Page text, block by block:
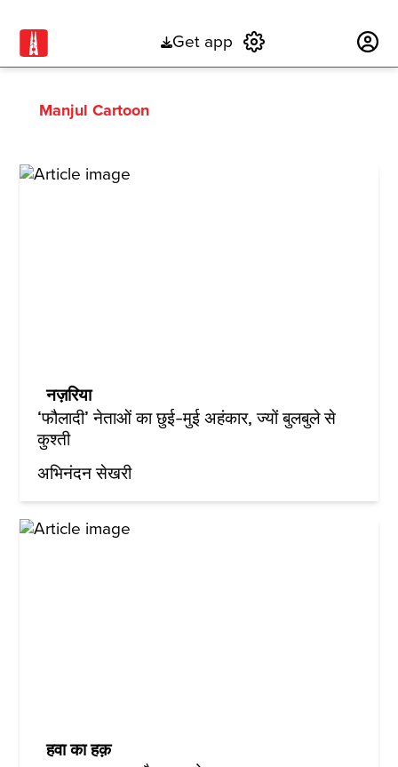
Get app
Manjul Cartoon
नज़रिया
‘फौलादी’ नेताओं का छुई-मुई अहंकार, ज्यों बुलबुले से
कुश्ती
अभिनंदन सेखरी
हवा का हक़